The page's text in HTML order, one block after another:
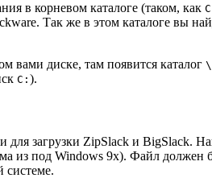
в корневом каталоге (таком, как
Так же в этом каталоге вы
вами диске, там появится каталог
C: ).
для загрузки ZipSlack и BigSlack.
из под Windows 9x). Файл должен
системе.